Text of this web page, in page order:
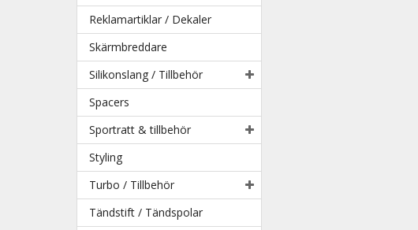
Reklamartiklar / Dekaler
Skärmbreddare
Silikonslang / Tillbehör
Spacers
Sportratt & tillbehör
Styling
Turbo / Tillbehör
Tändstift / Tändspolar